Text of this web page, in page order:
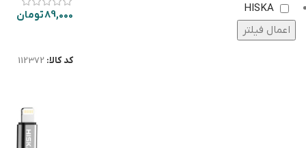
HISKA
اعمال فیلتر
89,000تومان
کد کالا: 112372